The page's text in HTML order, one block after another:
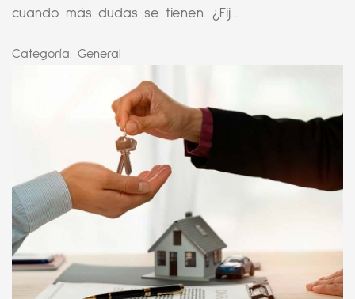
cuando más dudas se tienen. ¿Fij...
Categoría: General